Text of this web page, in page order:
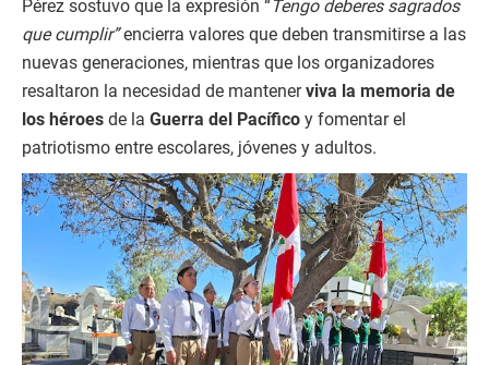
Pérez sostuvo que la expresión “Tengo deberes sagrados
que cumplir”encierra valores que deben transmitirse a las
nuevas generaciones, mientras que los organizadores
resaltaron la necesidad de mantenerviva la memoria de
los héroes de la Guerra del Pacífico y fomentar el
patriotismo entre escolares, jóvenes y adultos.